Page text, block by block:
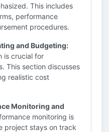
This includes
performance
procedures.
and Budgeting:
is crucial for
This section discusses
realistic cost
Monitoring and
monitoring is
project stays on track